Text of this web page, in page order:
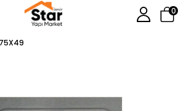
0
75X49